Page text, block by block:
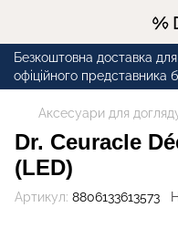
Безкоштовна доставка
офіційного представника
Аксесуари для
Dr. Ceuracle
(LED)
Артикул: 8806133613573